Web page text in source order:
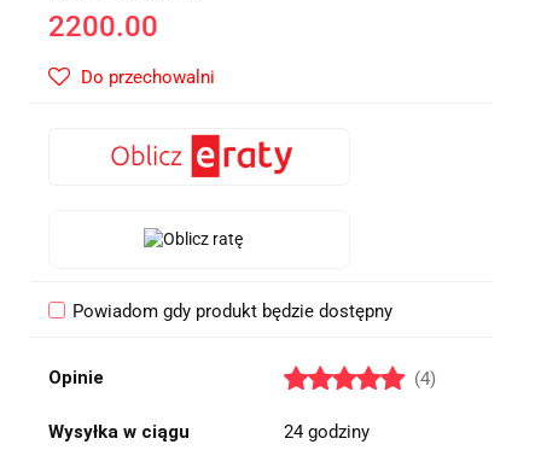
2200.00
Do przechowalni
Powiadom gdy produkt będzie dostępny
Opinie (4)
Wysyłka w ciągu 24 godziny